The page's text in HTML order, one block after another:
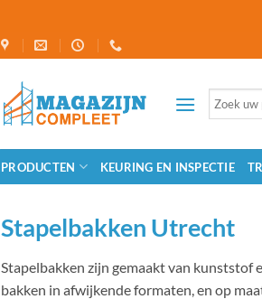
Zoeken
PRODUCTEN KEURING EN INSPECTIE
Stapelbakken Utrecht
Stapelbakken zijn gemaakt van kunststof
bakken in afwijkende formaten, en op